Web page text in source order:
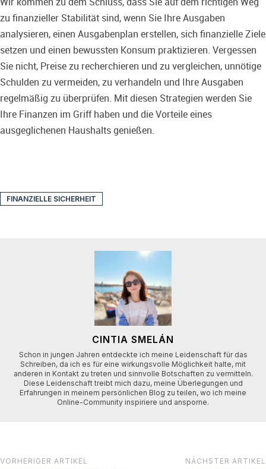
zu finanzieller Stabilität sind, wenn Sie Ihre Ausgaben
analysieren, einen Ausgabenplan erstellen, sich finanzielle Ziele
setzen und einen bewussten Konsum praktizieren. Vergessen
Sie nicht, Preise zu recherchieren und zu vergleichen, unnötige
Schulden zu vermeiden, zu verhandeln und Ihre Ausgaben
regelmäßig zu überprüfen. Mit diesen Strategien werden Sie
Ihre Finanzen im Griff haben und die Vorteile eines
ausgeglichenen Haushalts genießen.
FINANZIELLE SICHERHEIT
CINTIA SMELÁN
Schon in jungen Jahren entdeckte ich meine Leidenschaft für das
Schreiben, da ich es für eine wirkungsvolle Möglichkeit halte, mit
anderen in Kontakt zu treten und sinnvolle Botschaften zu vermitteln.
Diese Leidenschaft treibt mich dazu, meine Überlegungen und
Erfahrungen in meinem persönlichen Blog zu teilen, wo ich meine
Online-Community inspiriere und ansporne.
VORHERIGER ARTIKEL NÄCHSTER ARTIKEL